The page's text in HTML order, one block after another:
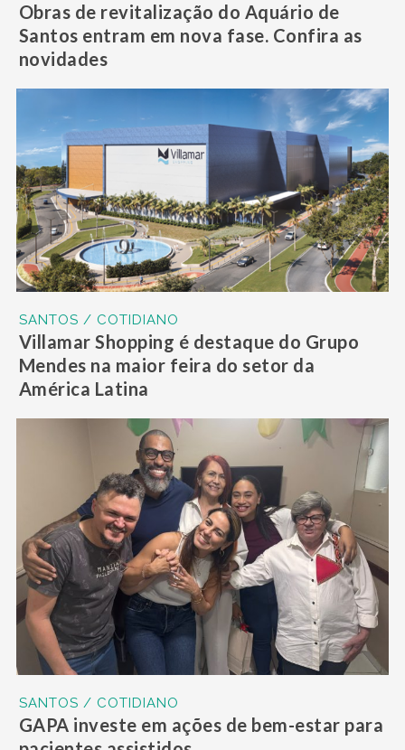
Obras de revitalização do Aquário de
Santos entram em nova fase. Confira as
novidades
SANTOS / COTIDIANO
Villamar Shopping é destaque do Grupo
Mendes na maior feira do setor da
América Latina
SANTOS / COTIDIANO
GAPA investe em ações de bem-estar para